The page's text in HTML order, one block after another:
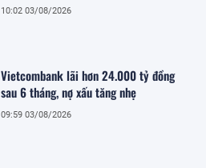
10:02 03/08/2026
Vietcombank lãi hơn 24.000 tỷ đồng
sau 6 tháng, nợ xấu tăng nhẹ
09:59 03/08/2026